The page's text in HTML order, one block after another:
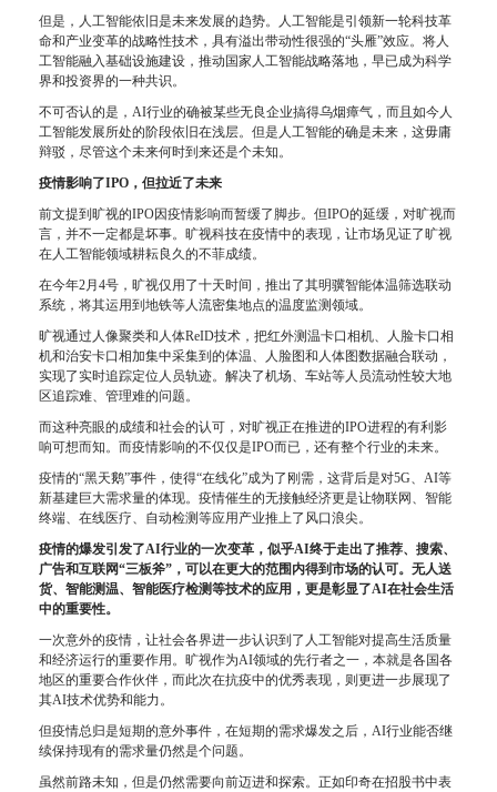
但是，人工智能依旧是未来发展的趋势。人工智能是引领新一轮科技革
命和产业变革的战略性技术，具有溢出带动性很强的“头雁”效应。将人
工智能融入基础设施建设，推动国家人工智能战略落地，早已成为科学
界和投资界的一种共识。
不可否认的是，AI行业的确被某些无良企业搞得乌烟瘴气，而且如今人
工智能发展所处的阶段依旧在浅层。但是人工智能的确是未来，这毋庸
辩驳，尽管这个未来何时到来还是个未知。
疫情影响了IPO，但拉近了未来
前文提到旷视的IPO因疫情影响而暂缓了脚步。但IPO的延缓，对旷视而
言，并不一定都是坏事。旷视科技在疫情中的表现，让市场见证了旷视
在人工智能领域耕耘良久的不菲成绩。
在今年2月4号，旷视仅用了十天时间，推出了其明骥智能体温筛选联动
系统，将其运用到地铁等人流密集地点的温度监测领域。
旷视通过人像聚类和人体ReID技术，把红外测温卡口相机、人脸卡口相
机和治安卡口相加集中采集到的体温、人脸图和人体图数据融合联动，
实现了实时追踪定位人员轨迹。解决了机场、车站等人员流动性较大地
区追踪难、管理难的问题。
而这种亮眼的成绩和社会的认可，对旷视正在推进的IPO进程的有利影
响可想而知。而疫情影响的不仅仅是IPO而已，还有整个行业的未来。
疫情的“黑天鹅”事件，使得“在线化”成为了刚需，这背后是对5G、AI等
新基建巨大需求量的体现。疫情催生的无接触经济更是让物联网、智能
终端、在线医疗、自动检测等应用产业推上了风口浪尖。
疫情的爆发引发了AI行业的一次变革，似乎AI终于走出了推荐、搜索、
广告和互联网“三板斧”，可以在更大的范围内得到市场的认可。无人送
货、智能测温、智能医疗检测等技术的应用，更是彰显了AI在社会生活
中的重要性。
一次意外的疫情，让社会各界进一步认识到了人工智能对提高生活质量
和经济运行的重要作用。旷视作为AI领域的先行者之一，本就是各国各
地区的重要合作伙伴，而此次在抗疫中的优秀表现，则更进一步展现了
其AI技术优势和能力。
但疫情总归是短期的意外事件，在短期的需求爆发之后，AI行业能否继
续保持现有的需求量仍然是个问题。
虽然前路未知，但是仍然需要向前迈进和探索。正如印奇在招股书中表